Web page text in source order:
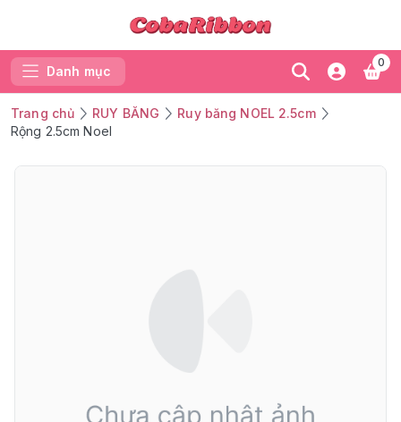
Danh mục
0
Trang chủ RUY BĂNG
Ruy băng NOEL 2.5cm
Rộng 2.5cm Noel